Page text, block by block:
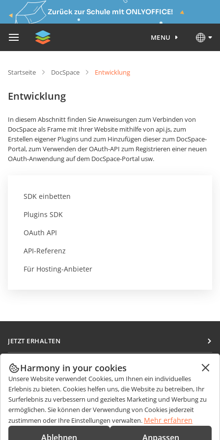
Zurück zur Schule mit ONLYOFFICE!
MENU
Startseite DocSpace Entwicklung
Entwicklung
In diesem Abschnitt finden Sie Anweisungen zum Verbinden von
DocSpace als Frame mit Ihrer Website mithilfe von api.js, zum
Erstellen eigener Plugins und zum Hinzufügen dieser zum DocSpace-
Portal, zum Verwenden der OAuth-API zum Registrieren einer neuen
OAuth-Anwendung auf dem DocSpace-Portal usw.
SDK einbetten
Plugins SDK
OAuth API
API-Referenz
Für Hosting-Anbieter
JETZT ERHALTEN
Docs
DocSpace
Workspace
Integrations-Apps
Desktop-Apps
ZUSAMMENARBEITEN
Für Mitwirkende
Für Übersetzer
Für Influencer
Stellenangebote
NACHRICHTEN ERHALTEN
Blog
HILFE ERHALTEN
Forum
Harmony in your cookies
Unsere Website verwendet Cookies, um Ihnen ein individuelles
Erlebnis zu bieten. Cookies helfen uns, die Website zu betreiben, Ihr
Surferlebnis zu verbessern und gezieltes Marketing und Werbung zu
ermöglichen. Sie können der Verwendung von Cookies jederzeit
zustimmen oder Ihre Einstellungen verwalten. Mehr erfahren
Ablehnen Anpassen